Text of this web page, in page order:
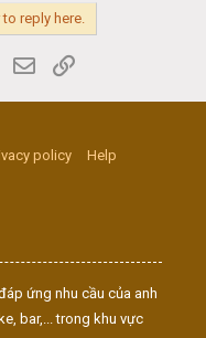
reply here.
WhatsApp
Email
policy
Help
ứng nhu cầu của anh
bar,... trong khu vực